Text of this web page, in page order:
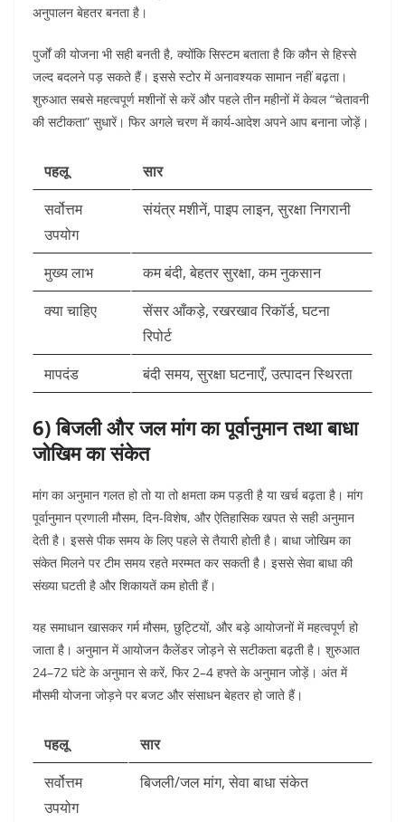
अनुपालन बेहतर बनता है।
पुर्जों की योजना भी सही बनती है, क्योंकि सिस्टम बताता है कि कौन से हिस्से
जल्द बदलने पड़ सकते हैं। इससे स्टोर में अनावश्यक सामान नहीं बढ़ता।
शुरुआत सबसे महत्वपूर्ण मशीनों से करें और पहले तीन महीनों में केवल “चेतावनी
की सटीकता” सुधारें। फिर अगले चरण में कार्य-आदेश अपने आप बनाना जोड़ें।
पहलू
सार
सर्वोत्तम
उपयोग
संयंत्र मशीनें, पाइप लाइन, सुरक्षा निगरानी
मुख्य लाभ
कम बंदी, बेहतर सुरक्षा, कम नुकसान
क्या चाहिए
सेंसर आँकड़े, रखरखाव रिकॉर्ड, घटना
रिपोर्ट
मापदंड
बंदी समय, सुरक्षा घटनाएँ, उत्पादन स्थिरता
6) बिजली और जल मांग का पूर्वानुमान तथा बाधा
जोखिम का संकेत
मांग का अनुमान गलत हो तो या तो क्षमता कम पड़ती है या खर्च बढ़ता है। मांग
पूर्वानुमान प्रणाली मौसम, दिन-विशेष, और ऐतिहासिक खपत से सही अनुमान
देती है। इससे पीक समय के लिए पहले से तैयारी होती है। बाधा जोखिम का
संकेत मिलने पर टीम समय रहते मरम्मत कर सकती है। इससे सेवा बाधा की
संख्या घटती है और शिकायतें कम होती हैं।
यह समाधान खासकर गर्म मौसम, छुट्टियों, और बड़े आयोजनों में महत्वपूर्ण हो
जाता है। अनुमान में आयोजन कैलेंडर जोड़ने से सटीकता बढ़ती है। शुरुआत
24–72 घंटे के अनुमान से करें, फिर 2–4 हफ्ते के अनुमान जोड़ें। अंत में
मौसमी योजना जोड़ने पर बजट और संसाधन बेहतर हो जाते हैं।
पहलू
सार
सर्वोत्तम
उपयोग
बिजली/जल मांग, सेवा बाधा संकेत